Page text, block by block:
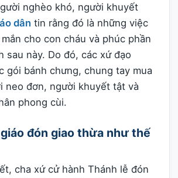
nghèo khó, người khuyết
dân tin rằng đó là những việc
cho con cháu và phúc phần
sau này. Do đó, các xứ đạo
gói bánh chưng, chung tay mua
neo đơn, người khuyết tật và
phong cùi.
đón giao thừa như thế
cha xứ cử hành Thánh lễ đón